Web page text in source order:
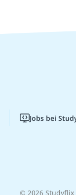
Jobs bei
© 2026 Studyflix